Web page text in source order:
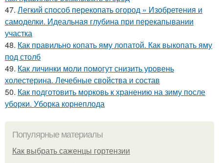
47. Легкий способ перекопать огород » Изобретения и
самоделки. Идеальная глубина при перекапывании
участка
48. Как правильно копать яму лопатой. Как выкопать яму
под столб
49. Как личинки моли помогут снизить уровень
холестерина. Лечебные свойства и состав
50. Как подготовить морковь к хранению на зиму после
уборки. Уборка корнеплода
Популярные материалы
Как выбрать саженцы гортензии